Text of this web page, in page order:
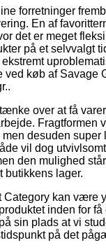
forretninger
En af
det er meget
på et selvvalgt
ved køb af Savage
over at få
Fragtformen
desuden super
vil dog
den mulighed
butikkens lager.
Category kan være
inden for
sin plads at vi
på det